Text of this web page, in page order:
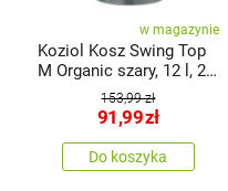
w magazynie
Koziol Kosz Swing Top
M Organic szary, 12 l, 29
x 29 x 44,6 cm
153,99 zł
91,99zł
Do koszyka